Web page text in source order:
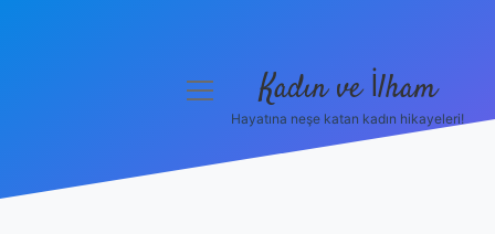
menüyü
Kadın ve İlham
Hayatına neşe katan kadın hikayeleri!